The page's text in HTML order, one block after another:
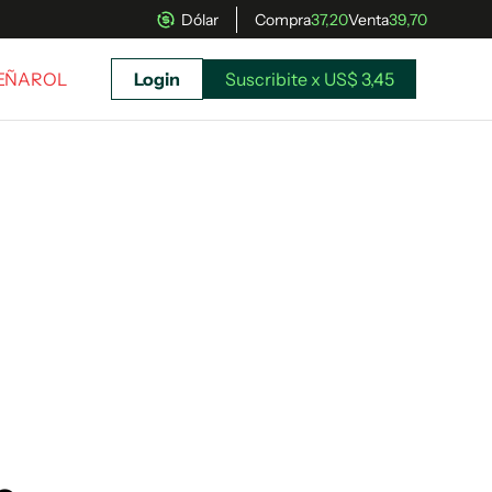
Dólar Compra37,20Venta39,70
Login Suscribite x US$ 3,45